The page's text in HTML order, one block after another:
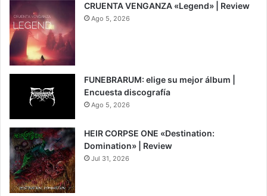
7
CRUENTA VENGANZA «Legend» | Review
Ago 5, 2026
FUNEBRARUM: elige su mejor álbum |
Encuesta discografía
Ago 5, 2026
8
HEIR CORPSE ONE «Destination:
Domination» | Review
Jul 31, 2026